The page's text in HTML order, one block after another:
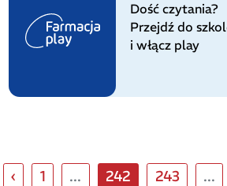
Dość czytania?
Przejdź do
i włącz play
‹ 1 ... 242 243 ...